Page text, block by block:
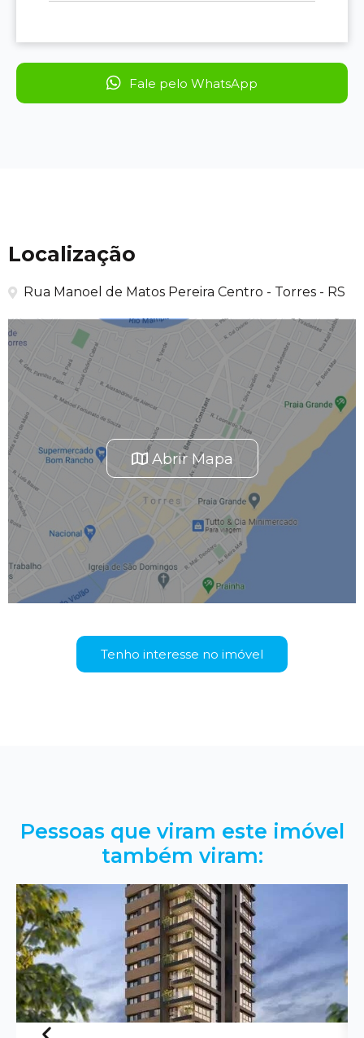
Fale pelo WhatsApp
Localização
Rua Manoel de Matos Pereira Centro - Torres - RS
Abrir Mapa
Tenho interesse no imóvel
Pessoas que viram este imóvel
também viram: